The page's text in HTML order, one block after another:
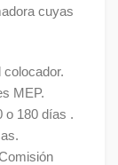
cuyas
colocador.
MEP.
o 180 días .